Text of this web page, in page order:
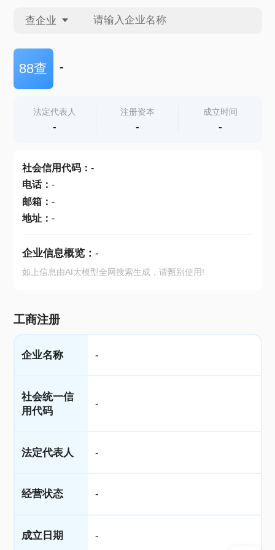
查企业
查企业
查产地
88查 -
法定代表人
-
注册资本
-
成立时间
-
社会信用代码： -
电话： -
邮箱： -
地址： -
企业信息概览： -
如上信息由AI大模型全网搜索生成，请甄别使用!
工商注册
企业名称 -
社会统一信
用代码
-
法定代表人 -
经营状态 -
成立日期 -